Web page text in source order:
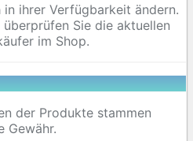
ihrer Verfügbarkeit ändern.
Sie die aktuellen
im Shop.
der Produkte stammen
Gewähr.